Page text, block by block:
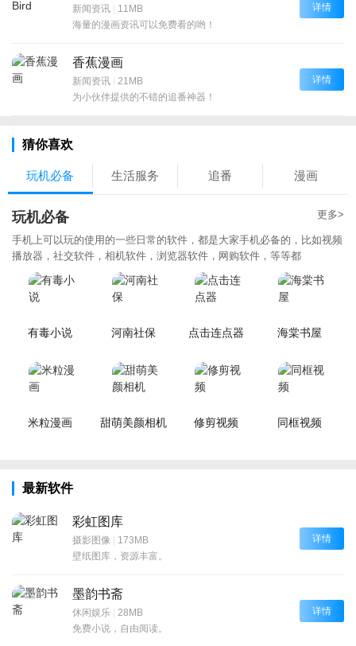
新闻资讯 | 11MB
海量的漫画资讯可以免费看的哟！
详情
香蕉漫画
新闻资讯 | 21MB
为小伙伴提供的不错的追番神器！
详情
猜你喜欢
玩机必备 生活服务 追番 漫画
玩机必备 更多>
手机上可以玩的使用的一些日常的软件，都是大家手机必备的，比如视频
播放器，社交软件，相机软件，浏览器软件，网购软件，等等都
有毒小说 河南社保 点击连点器 海棠书屋
米粒漫画 甜萌美颜相机 修剪视频 同框视频
最新软件
彩虹图库
摄影图像 | 173MB
壁纸图库，资源丰富。
详情
墨韵书斋
休闲娱乐 | 28MB
免费小说，自由阅读。
详情